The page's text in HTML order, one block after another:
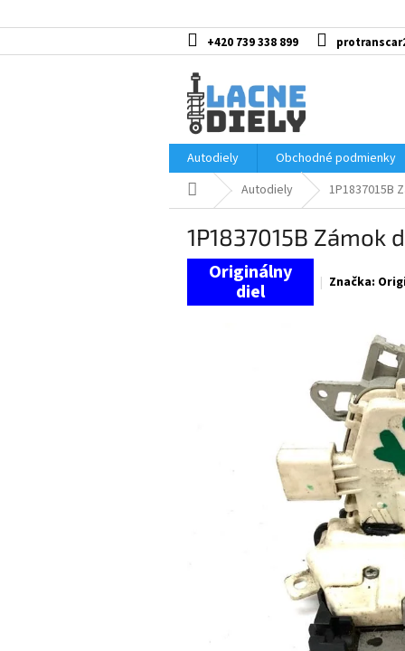
na
+420 739 338 899
Autodiely
Obchodné podmienky
DomovAutodiely 1P1837015B
1P1837015B Zámok
Značka: